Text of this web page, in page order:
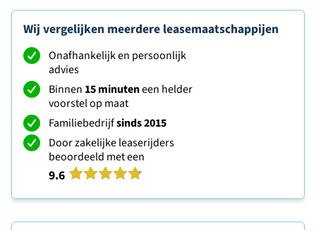
Wij vergelijken meerdere leasemaatschappijen
Onafhankelijk en persoonlijk
advies
Binnen 15 minuteneen helder
voorstel op maat
Familiebedrijfsinds 2015
Door zakelijke leaserijders
beoordeeld met een
9.6